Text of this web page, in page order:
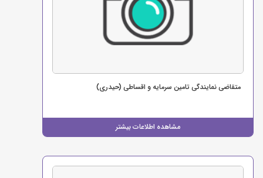
مشاهده اطلاعات بیشتر
متقاضی نمایندگی تامین سرمایه و اقساطی (حیدری)